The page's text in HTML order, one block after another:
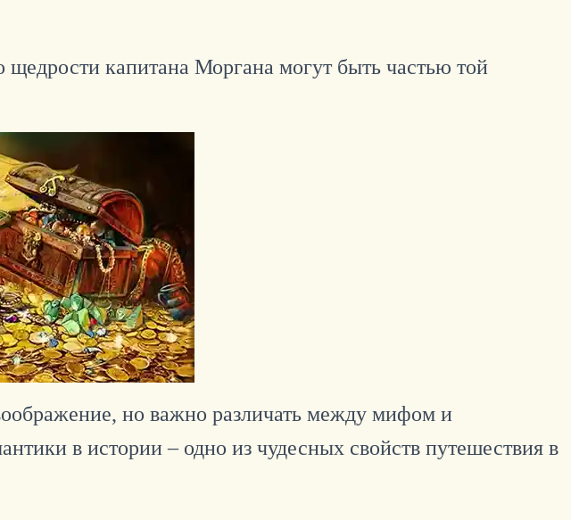
капитана Моргана могут быть частью той
но важно различать между мифом и
в истории – одно из чудесных свойств путешествия в